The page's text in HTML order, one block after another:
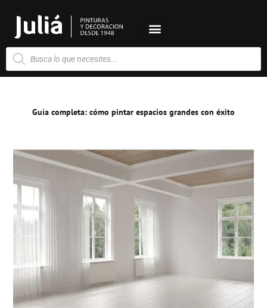
contenido
Búsqueda
de
productos
Guía completa: cómo pintar espacios grandes con éxito